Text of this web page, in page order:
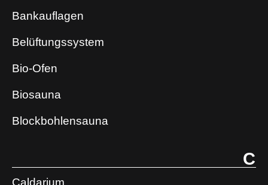
Bankauflagen
Belüftungssystem
Bio-Ofen
Biosauna
Blockbohlensauna
C
Caldarium